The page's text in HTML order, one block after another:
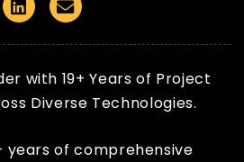
LinkedinEmail
with 19+ Years of Project
Diverse Technologies.
years of comprehensive